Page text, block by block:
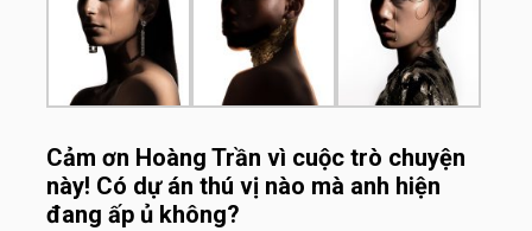
Cảm ơn Hoàng Trần vì cuộc trò chuyện
này! Có dự án thú vị nào mà anh hiện
đang ấp ủ không?